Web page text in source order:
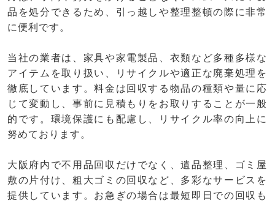
品を処分できるため、引っ越しや整理整頓の際に非常
に便利です。
当社の業者は、家具や家電製品、衣類など多種多様な
アイテムを取り扱い、リサイクルや適正な廃棄処理を
徹底しています。料金は回収する物品の種類や量に応
じて変動し、事前に見積もりをお取りすることが一般
的です。環境保護にも配慮し、リサイクル率の向上に
努めております。
大阪府内で不用品回収だけでなく、遺品整理、ゴミ屋
敷の片付け、粗大ゴミの回収など、多彩なサービスを
提供しています。お急ぎの場合は最短即日での回収も